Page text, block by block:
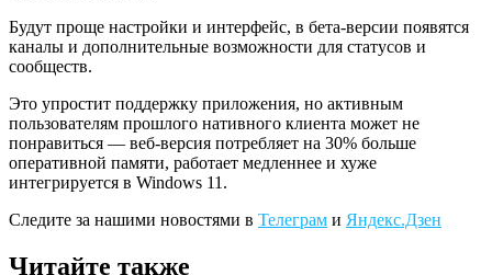
Будут проще настройки и интерфейс, в бета-версии появятся
каналы и дополнительные возможности для статусов и
сообществ.
Это упростит поддержку приложения, но активным
пользователям прошлого нативного клиента может не
понравиться — веб-версия потребляет на 30% больше
оперативной памяти, работает медленнее и хуже
интегрируется в Windows 11.
Следите за нашими новостями в Телеграм и Яндекс.Дзен
Читайте также